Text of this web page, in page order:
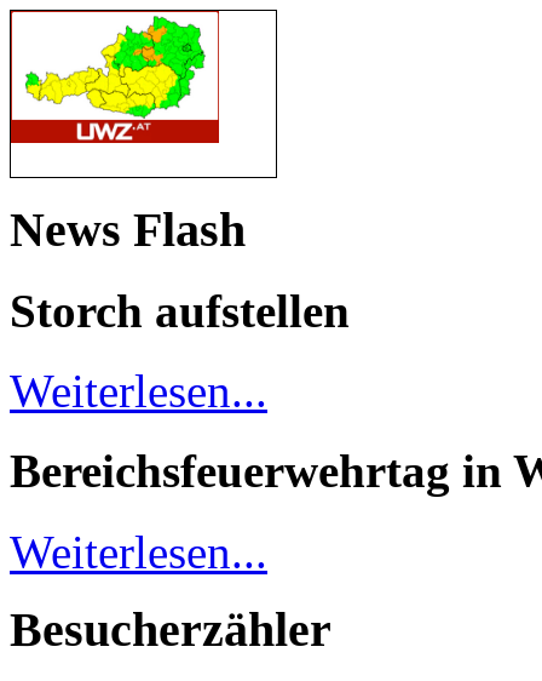
News Flash
Storch aufstellen
Weiterlesen...
Bereichsfeuerwehrtag in
Weiterlesen...
Besucherzähler